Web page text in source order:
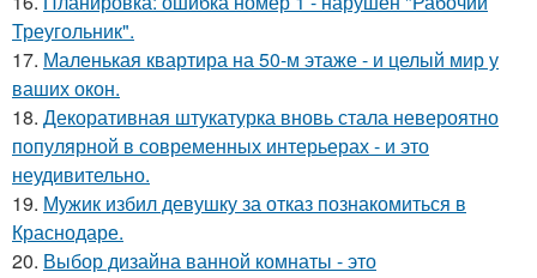
Треугольник".
17. Маленькая квартира на 50-м этаже - и целый мир у
ваших окон.
18. Декоративная штукатурка вновь стала невероятно
популярной в современных интерьерах - и это
неудивительно.
19. Мужик избил девушку за отказ познакомиться в
Краснодаре.
20. Выбор дизайна ванной комнаты - это